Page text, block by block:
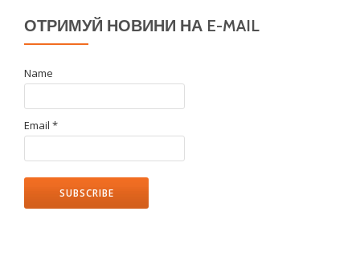
ОТРИМУЙ НОВИНИ НА E-MAIL
Name
Email *